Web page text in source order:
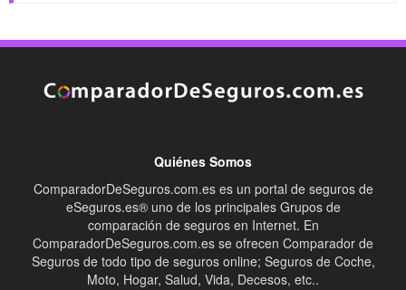
Quiénes Somos
ComparadorDeSeguros.com.es es un portal de seguros de
eSeguros.es® uno de los principales Grupos de
comparación de seguros en Internet. En
ComparadorDeSeguros.com.es se ofrecen Comparador de
Seguros de todo tipo de seguros online; Seguros de Coche,
Moto, Hogar, Salud, Vida, Decesos, etc..